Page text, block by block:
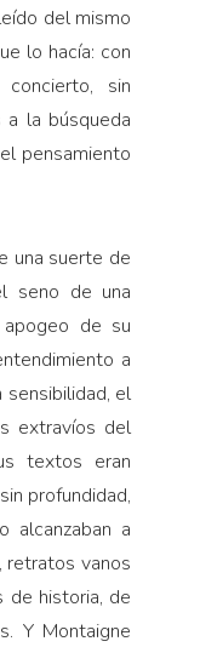
del mismo
lo hacía: con
sin
la búsqueda
pensamiento
una suerte de
seno de una
de su
a
sensibilidad, el
extravíos del
textos eran
profundidad,
alcanzaban a
retratos vanos
de historia, de
Y Montaigne